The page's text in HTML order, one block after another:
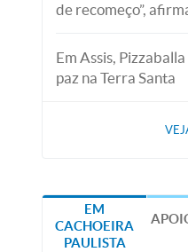
de recomeço”,
Em Assis,
paz na Terra Santa
EM
CACHOEIRA
PAULISTA